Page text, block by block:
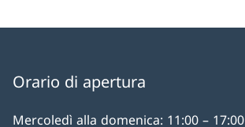
Orario di apertura
Mercoledì alla domenica: 11:00 – 17:00